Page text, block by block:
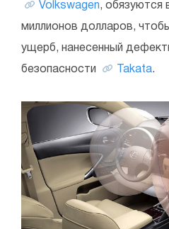
Volkswagen, обязуются
миллионов долларов,
ущерб, нанесенный
безопасности Takata.